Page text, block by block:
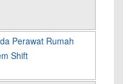
Perawat Rumah
Shift